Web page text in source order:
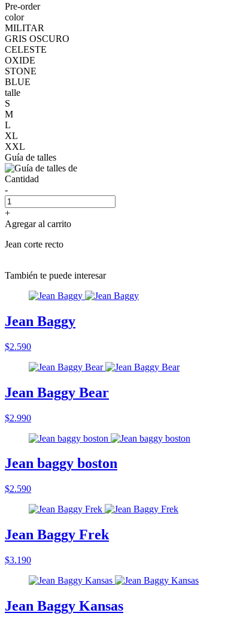
Pre-order
color
MILITAR
GRIS OSCURO
CELESTE
OXIDE
STONE
BLUE
talle
S
M
L
XL
XXL
Guía de talles
Cantidad
-
+
Agregar al carrito
Jean corte recto
También te puede interesar
Jean Baggy
$2.590
Jean Baggy Bear
$2.990
Jean baggy boston
$2.590
Jean Baggy Frek
$3.190
Jean Baggy Kansas